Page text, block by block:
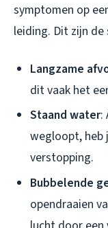
symptomen op
leiding. Dit zijn
Langzame
dit vaak het
Staand water:
wegloopt, heb
verstopping.
Bubbelende
opendraaien